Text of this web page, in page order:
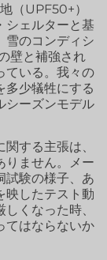
（UPF50+）
シェルターと基
雪のコンディシ
壁と補強され
ている。我々の
多少犠牲にする
シーズンモデル
する主張は、
りません。メー
試験の様子、あ
映したテスト動
くなった時、
てはならないか